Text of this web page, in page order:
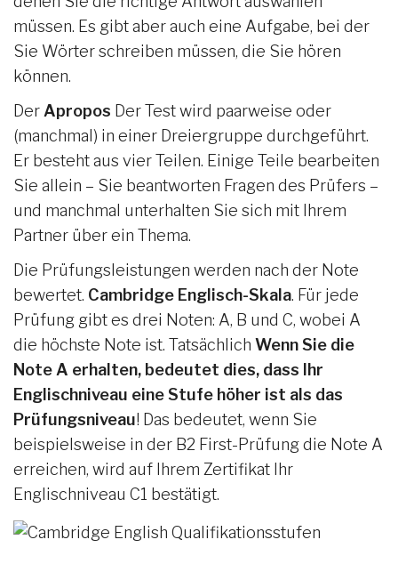
müssen. Es gibt aber auch eine Aufgabe, bei der
Sie Wörter schreiben müssen, die Sie hören
können.
Der Apropos Der Test wird paarweise oder
(manchmal) in einer Dreiergruppe durchgeführt.
Er besteht aus vier Teilen. Einige Teile bearbeiten
Sie allein – Sie beantworten Fragen des Prüfers –
und manchmal unterhalten Sie sich mit Ihrem
Partner über ein Thema.
Die Prüfungsleistungen werden nach der Note
bewertet. Cambridge Englisch-Skala. Für jede
Prüfung gibt es drei Noten: A, B und C, wobei A
die höchste Note ist. Tatsächlich Wenn Sie die
Note A erhalten, bedeutet dies, dass Ihr
Englischniveau eine Stufe höher ist als das
Prüfungsniveau! Das bedeutet, wenn Sie
beispielsweise in der B2 First-Prüfung die Note A
erreichen, wird auf Ihrem Zertifikat Ihr
Englischniveau C1 bestätigt.